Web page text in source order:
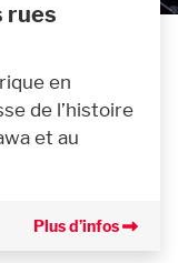
rues
en
de l’histoire
et au
Plus d’infos